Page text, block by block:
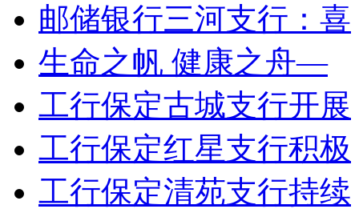
邮储银行三河支行：喜
生命之帆 健康之舟—
工行保定古城支行开展
工行保定红星支行积极
工行保定清苑支行持续